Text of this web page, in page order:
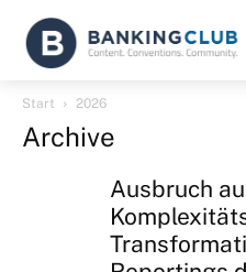
Start 2026
Archive
Ausbruch